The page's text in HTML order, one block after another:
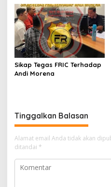
Penambangan Ilegal di
Desa Bencah Kelubi
Sikap Tegas FRIC Terhadap
Andi Morena
Tinggalkan Balasan
Alamat email Anda tidak akan
ditandai *